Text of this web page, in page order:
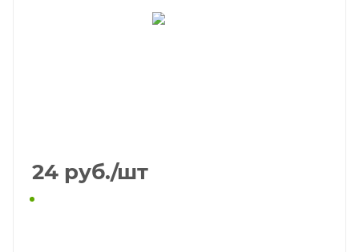
24 руб./шт